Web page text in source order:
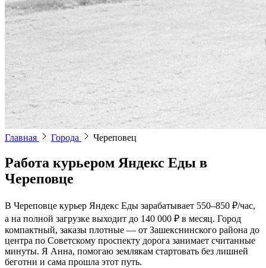
Главная Города Череповец
Работа курьером Яндекс Еды в
Череповце
В Череповце курьер Яндекс Еды зарабатывает 550–850 ₽/час,
а на полной загрузке выходит до 140 000 ₽ в месяц. Город
компактный, заказы плотные — от Зашекснинского района до
центра по Советскому проспекту дорога занимает считанные
минуты. Я Анна, помогаю землякам стартовать без лишней
беготни и сама прошла этот путь.